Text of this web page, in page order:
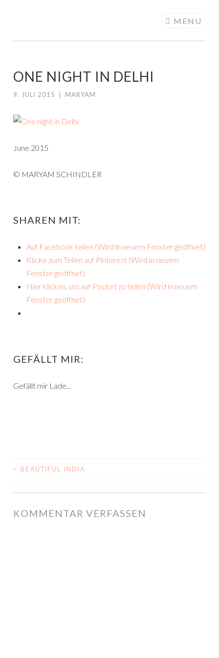
MENU
ONE NIGHT IN DELHI
9. JULI 2015 MARYAM
June 2015
© MARYAM SCHINDLER
SHAREN MIT:
Auf Facebook teilen (Wird in neuem Fenster geöffnet)
Klicke zum Teilen auf Pinterest (Wird in neuem
Fenster geöffnet)
Hier klicken, um auf Pocket zu teilen (Wird in neuem
Fenster geöffnet)
GEFÄLLT MIR:
Gefällt mir Lade...
< BEAUTIFUL INDIA
KOMMENTAR VERFASSEN